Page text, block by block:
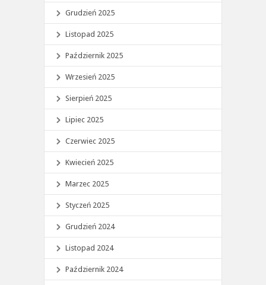
Grudzień 2025
Listopad 2025
Październik 2025
Wrzesień 2025
Sierpień 2025
Lipiec 2025
Czerwiec 2025
Kwiecień 2025
Marzec 2025
Styczeń 2025
Grudzień 2024
Listopad 2024
Październik 2024